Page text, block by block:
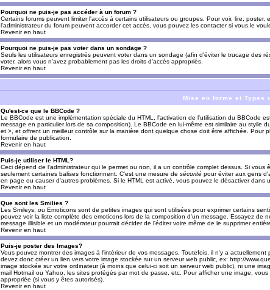
Pourquoi ne puis-je pas accéder à un forum ?
Certains forums peuvent limiter l'accès à certains utilisateurs ou groupes. Pour voir, lire,
l'administrateur du forum peuvent accorder cet accès, vous pouvez les contacter si vous le
Revenir en haut
Pourquoi ne puis-je pas voter dans un sondage ?
Seuls les utilisateurs enregistrés peuvent voter dans un sondage (afin d'éviter le trucage des
voter, alors vous n'avez probablement pas les droits d'accès appropriés.
Revenir en haut
Mise en forme et Types
Qu'est-ce que le BBCode ?
Le BBCode est une implémentation spéciale du HTML, l'activation de l'utilisation du BBCode
message en particulier lors de sa composition). Le BBCode en lui-même est similaire au
et >, et offrent un meilleur contrôle sur la manière dont quelque chose doit être affichée. Pour
formulaire de publication.
Revenir en haut
Puis-je utiliser le HTML?
Ceci dépend de l'administrateur qui le permet ou non, il a un contrôle complet dessus. Si vous
seulement certaines balises fonctionnent. C'est une mesure de sécurité pour éviter aux gens
en page ou causer d'autres problèmes. Si le HTML est activé, vous pouvez le désactiver dans
Revenir en haut
Que sont les Smilies ?
Les Smileys, ou Emoticons sont de petites images qui sont utilisées pour exprimer certains
pouvez voir la liste complète des emoticons lors de la composition d'un message. Essayez de
message illisible et un modérateur pourrait décider de l'éditer voire même de le supprimer
Revenir en haut
Puis-je poster des Images?
Vous pouvez montrer des images à l'intérieur de vos messages. Toutefois, il n'y a
devez donc créer un lien vers votre image stockée sur un serveur web public, ex: http://
image stockée sur votre ordinateur (à moins que celui-ci soit un serveur web public), ni une
mail Hotmail ou Yahoo, les sites protégés par mot de passe, etc. Pour afficher une image,
appropriée (si vous y êtes autorisés).
Revenir en haut